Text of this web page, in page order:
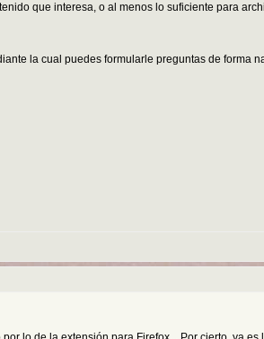
que interesa, o al menos lo suficiente para
la cual puedes formularle preguntas de forma